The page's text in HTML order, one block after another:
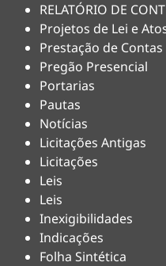
RELATÓRIO DE
Projetos de Lei e
Prestação de Contas
Pregão Presencial
Portarias
Pautas
Notícias
Licitações Antigas
Licitações
Leis
Leis
Inexigibilidades
Indicações
Folha Sintética